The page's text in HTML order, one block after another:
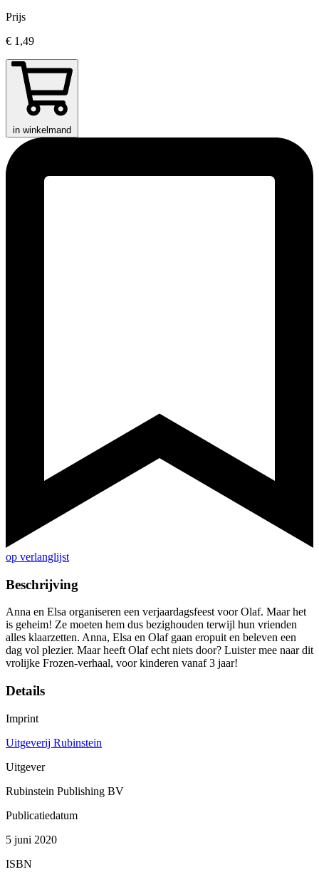
Prijs
€ 1,49
in winkelmand
op verlanglijst
Beschrijving
Anna en Elsa organiseren een verjaardagsfeest voor Olaf. Maar het
is geheim! Ze moeten hem dus bezighouden terwijl hun vrienden
alles klaarzetten. Anna, Elsa en Olaf gaan eropuit en beleven een
dag vol plezier. Maar heeft Olaf echt niets door? Luister mee naar dit
vrolijke Frozen-verhaal, voor kinderen vanaf 3 jaar!
Details
Imprint
Uitgeverij Rubinstein
Uitgever
Rubinstein Publishing BV
Publicatiedatum
5 juni 2020
ISBN